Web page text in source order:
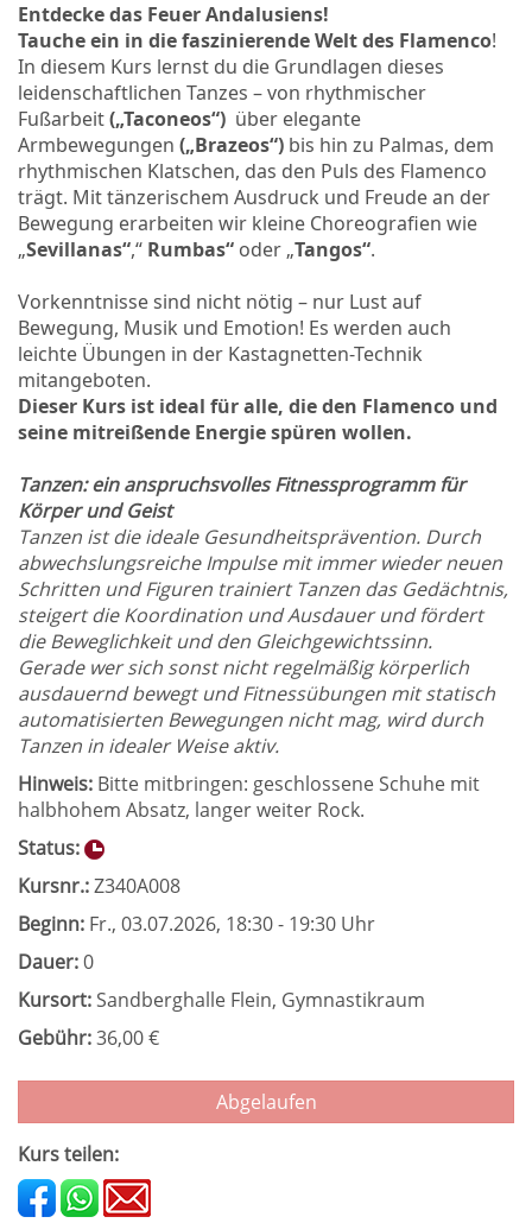
Entdecke das Feuer Andalusiens!
Tauche ein in die faszinierende Welt des Flamenco!
In diesem Kurs lernst du die Grundlagen dieses
leidenschaftlichen Tanzes – von rhythmischer
Fußarbeit(„Taconeos“) über elegante
Armbewegungen („Brazeos“) bis hin zu Palmas, dem
rhythmischen Klatschen, das den Puls des Flamenco
trägt. Mit tänzerischem Ausdruck und Freude an der
Bewegung erarbeiten wir kleine Choreografien wie
„Sevillanas“,“ Rumbas“ oder „Tangos“.
Vorkenntnisse sind nicht nötig – nur Lust auf
Bewegung, Musik und Emotion! Es werden auch
leichte Übungen in der Kastagnetten-Technik
mitangeboten.
Dieser Kurs ist ideal für alle, die den Flamenco und
seine mitreißende Energie spüren wollen.
Tanzen: ein anspruchsvolles Fitnessprogramm für
Körper und Geist
Tanzen ist die ideale Gesundheitsprävention. Durch
abwechslungsreiche Impulse mit immer wieder neuen
Schritten und Figuren trainiert Tanzen das Gedächtnis,
steigert die Koordination und Ausdauer und fördert
die Beweglichkeit und den Gleichgewichtssinn.
Gerade wer sich sonst nicht regelmäßig körperlich
ausdauernd bewegt und Fitnessübungen mit statisch
automatisierten Bewegungen nicht mag, wird durch
Tanzen in idealer Weise aktiv.
Hinweis: Bitte mitbringen: geschlossene Schuhe mit
halbhohem Absatz, langer weiter Rock.
Status:
Kursnr.:Z340A008
Beginn: Fr., 03.07.2026, 18:30 - 19:30 Uhr
Dauer:0
Kursort:Sandberghalle Flein, Gymnastikraum
Gebühr:36,00 €
Abgelaufen
Kurs teilen: